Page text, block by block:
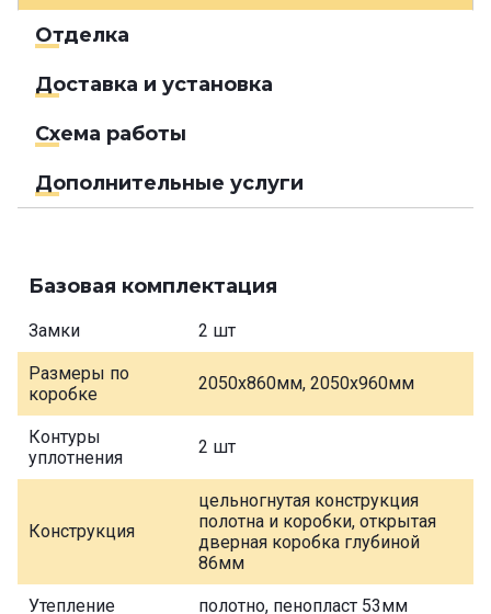
Отделка
Доставка и установка
Схема работы
Дополнительные услуги
Базовая комплектация
Замки 2 шт
Размеры по
коробке
2050х860мм, 2050х960мм
Контуры
уплотнения
2 шт
Конструкция
цельногнутая конструкция
полотна и коробки, открытая
дверная коробка глубиной
86мм
Утепление полотно, пенопласт 53мм